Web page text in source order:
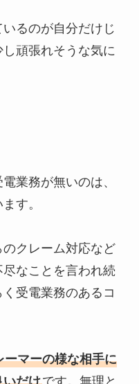
るのが自分だけじ
頑張れそうな気に
業務が無いのは、
す。
クレーム対応など
なことを言われ続
受電業務のあるコ
ーマーの様な相手に
いだけです。無理と